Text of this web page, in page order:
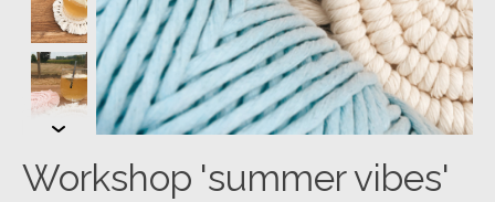
Workshop 'summer vibes'